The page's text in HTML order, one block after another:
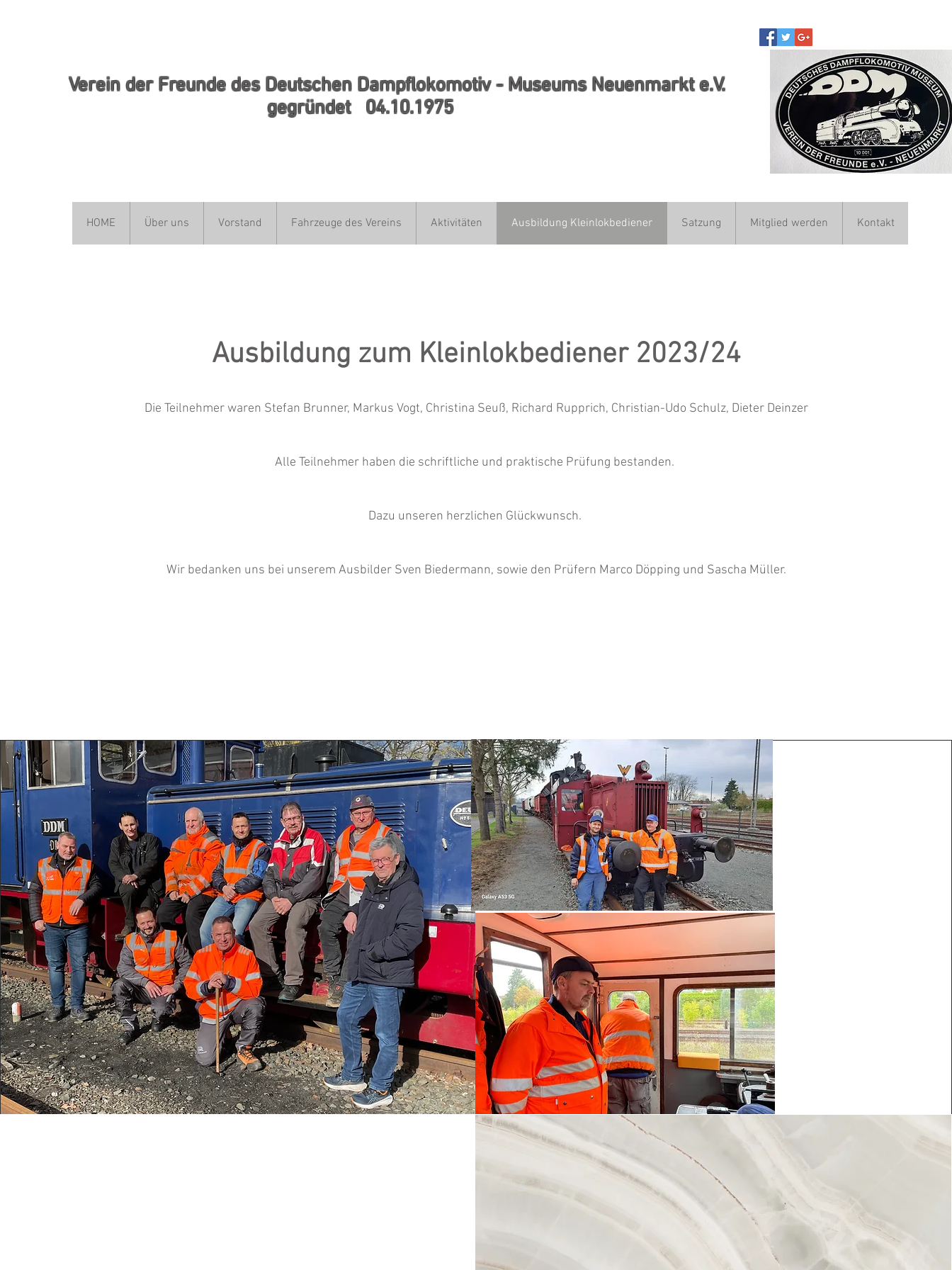
Verein der Freunde des Deutschen Dampflokomotiv - Museums Neuenmarkt e.V.
gegründet 04.10.1975
HOME Über uns Vorstand Fahrzeuge des Vereins Aktivitäten Ausbildung Kleinlokbediener Satzung Mitglied werden Kontakt
Ausbildung zum Kleinlokbediener 2023/24
Die Teilnehmer waren Stefan Brunner, Markus Vogt, Christina Seuß, Richard Rupprich, Christian-Udo Schulz, Dieter Deinzer
Alle Teilnehmer haben die schriftliche und praktische Prüfung bestanden.
Dazu unseren herzlichen Glückwunsch.
Wir bedanken uns bei unserem Ausbilder Sven Biedermann, sowie den Prüfern Marco Döpping und Sascha Müller.